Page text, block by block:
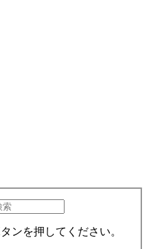
ンを押してください。